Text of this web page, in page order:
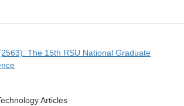
The 15th RSU National Graduate
Articles